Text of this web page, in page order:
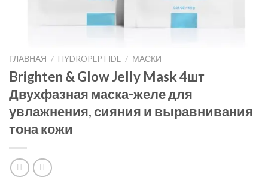
ГЛАВНАЯ / HYDROPEPTIDE / МАСКИ
Brighten & Glow Jelly Mask 4шт
Двухфазная маска-желе для
увлажнения, сияния и выравнивания
тона кожи